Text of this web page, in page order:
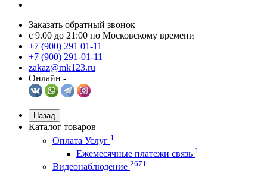
Заказать обратный звонок
c 9.00 до 21:00 по Московскому времени
+7 (900) 291 01-11
+7 (900) 291-01-11
zakaz@mk123.ru
Онлайн -
Назад
Каталог товаров
Оплата Услуг 1
Ежемесячные платежи связь 1
Видеонаблюдение 2671